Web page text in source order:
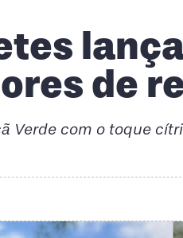
de
Verde com o toque